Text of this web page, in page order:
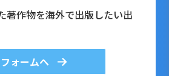
著作物を海外で出版したい出
フォームへ